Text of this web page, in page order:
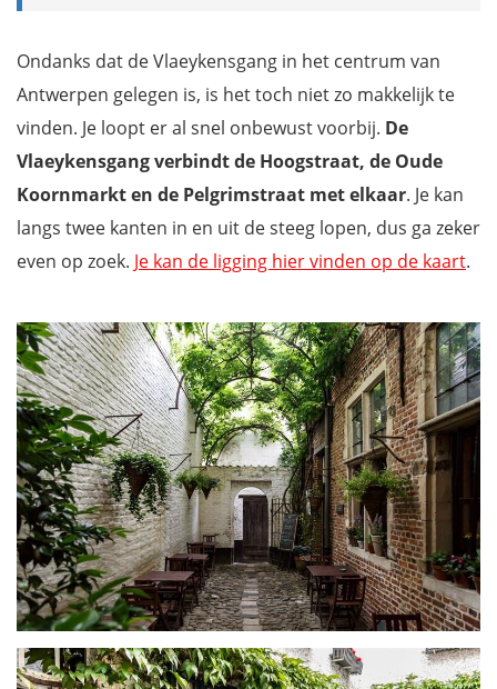
Ondanks dat de Vlaeykensgang in het centrum van
Antwerpen gelegen is, is het toch niet zo makkelijk te
vinden. Je loopt er al snel onbewust voorbij. De
Vlaeykensgang verbindt de Hoogstraat, de Oude
Koornmarkt en de Pelgrimstraat met elkaar. Je kan
langs twee kanten in en uit de steeg lopen, dus ga zeker
even op zoek. Je kan de ligging hier vinden op de kaart.